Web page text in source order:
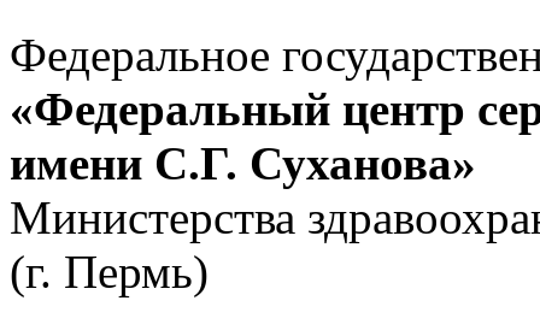
Федеральное
«Федеральный центр
имени С.Г. Суханова»
Министерства
(г. Пермь)